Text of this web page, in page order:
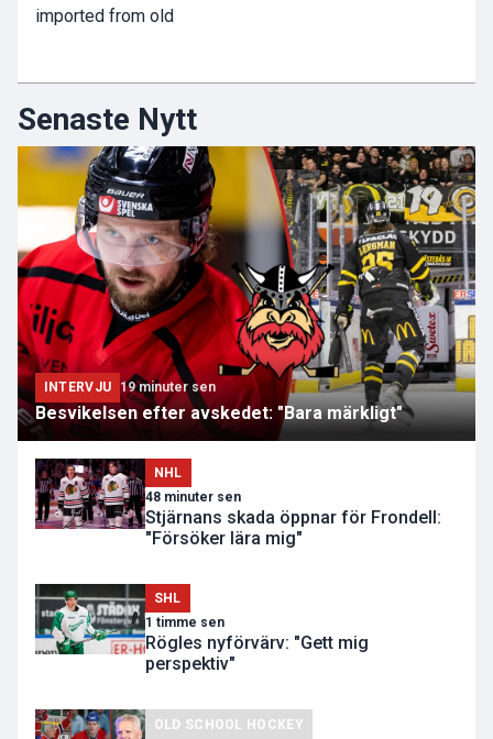
imported from old
Senaste Nytt
INTERVJU 19 minuter sen
Besvikelsen efter avskedet: "Bara märkligt"
NHL
48 minuter sen
Stjärnans skada öppnar för Frondell:
"Försöker lära mig"
SHL
1 timme sen
Rögles nyförvärv: "Gett mig
perspektiv"
OLD SCHOOL HOCKEY